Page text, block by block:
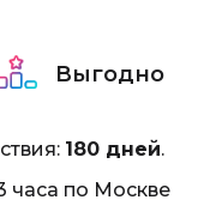
Выгодно
180 дней.
часа по Москве